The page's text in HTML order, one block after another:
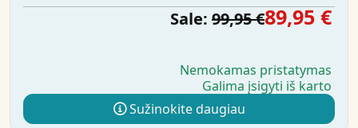
Sale: 99,95 €89,95 €
Nemokamas pristatymas
Galima įsigyti iš karto
Sužinokite daugiau